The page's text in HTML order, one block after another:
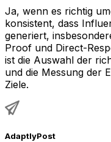
Ja, wenn es richtig
konsistent, dass
generiert,
Proof und Direct-
ist die Auswahl der
und die Messung der
Ziele.
AdaptlyPost